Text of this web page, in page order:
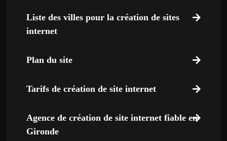
Liste des villes pour la création de sites
internet
Plan du site
Tarifs de création de site internet
Agence de création de site internet fiable en
Gironde